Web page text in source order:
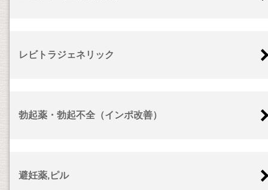
レビトラジェネリック
勃起薬・勃起不全（インポ改善）
避妊薬,ピル